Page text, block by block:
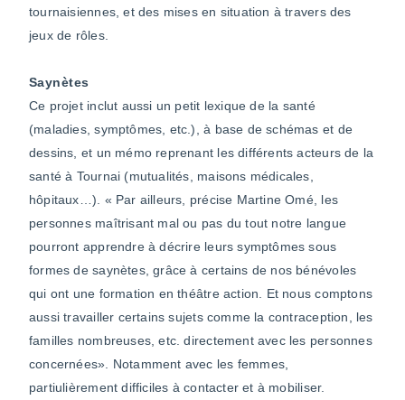
tournaisiennes, et des mises en situation à travers des
jeux de rôles.
Saynètes
Ce projet inclut aussi un petit lexique de la santé
(maladies, symptômes, etc.), à base de schémas et de
dessins, et un mémo reprenant les différents acteurs de la
santé à Tournai (mutualités, maisons médicales,
hôpitaux…). « Par ailleurs, précise Martine Omé, les
personnes maîtrisant mal ou pas du tout notre langue
pourront apprendre à décrire leurs symptômes sous
formes de saynètes, grâce à certains de nos bénévoles
qui ont une formation en théâtre action. Et nous comptons
aussi travailler certains sujets comme la contraception, les
familles nombreuses, etc. directement avec les personnes
concernées». Notamment avec les femmes,
partiulièrement difficiles à contacter et à mobiliser.